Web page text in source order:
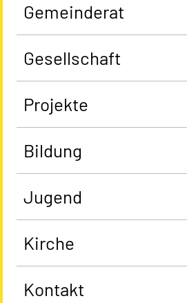
Gemeinderat
Gesellschaft
Projekte
Bildung
Jugend
Kirche
Kontakt